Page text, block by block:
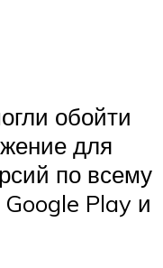
обойти
для
по всему
Play и